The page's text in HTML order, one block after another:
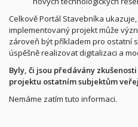
Celkově Portál Stavebníka
implementovaný projekt může
zároveň být příkladem pro ostatní
úspěšně realizovat digitalizaci a
Byly, či jsou předávány
projektu ostatním subjektům
Nemáme zatím tuto informaci.